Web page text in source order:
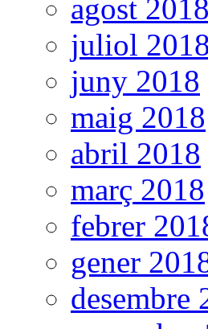
agost 2018
juliol 2018
juny 2018
maig 2018
abril 2018
març 2018
febrer
gener
desembre